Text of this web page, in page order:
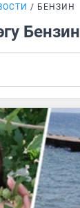
БЕНЗИН
Бензин